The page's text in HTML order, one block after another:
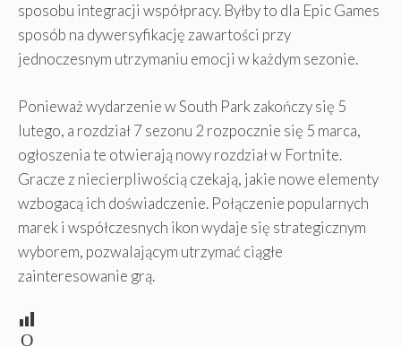
sposobu integracji współpracy. Byłby to dla Epic Games
sposób na dywersyfikację zawartości przy
jednoczesnym utrzymaniu emocji w każdym sezonie.
Ponieważ wydarzenie w South Park zakończy się 5
lutego, a rozdział 7 sezonu 2 rozpocznie się 5 marca,
ogłoszenia te otwierają nowy rozdział w Fortnite.
Gracze z niecierpliwością czekają, jakie nowe elementy
wzbogacą ich doświadczenie. Połączenie popularnych
marek i współczesnych ikon wydaje się strategicznym
wyborem, pozwalającym utrzymać ciągłe
zainteresowanie grą.
O